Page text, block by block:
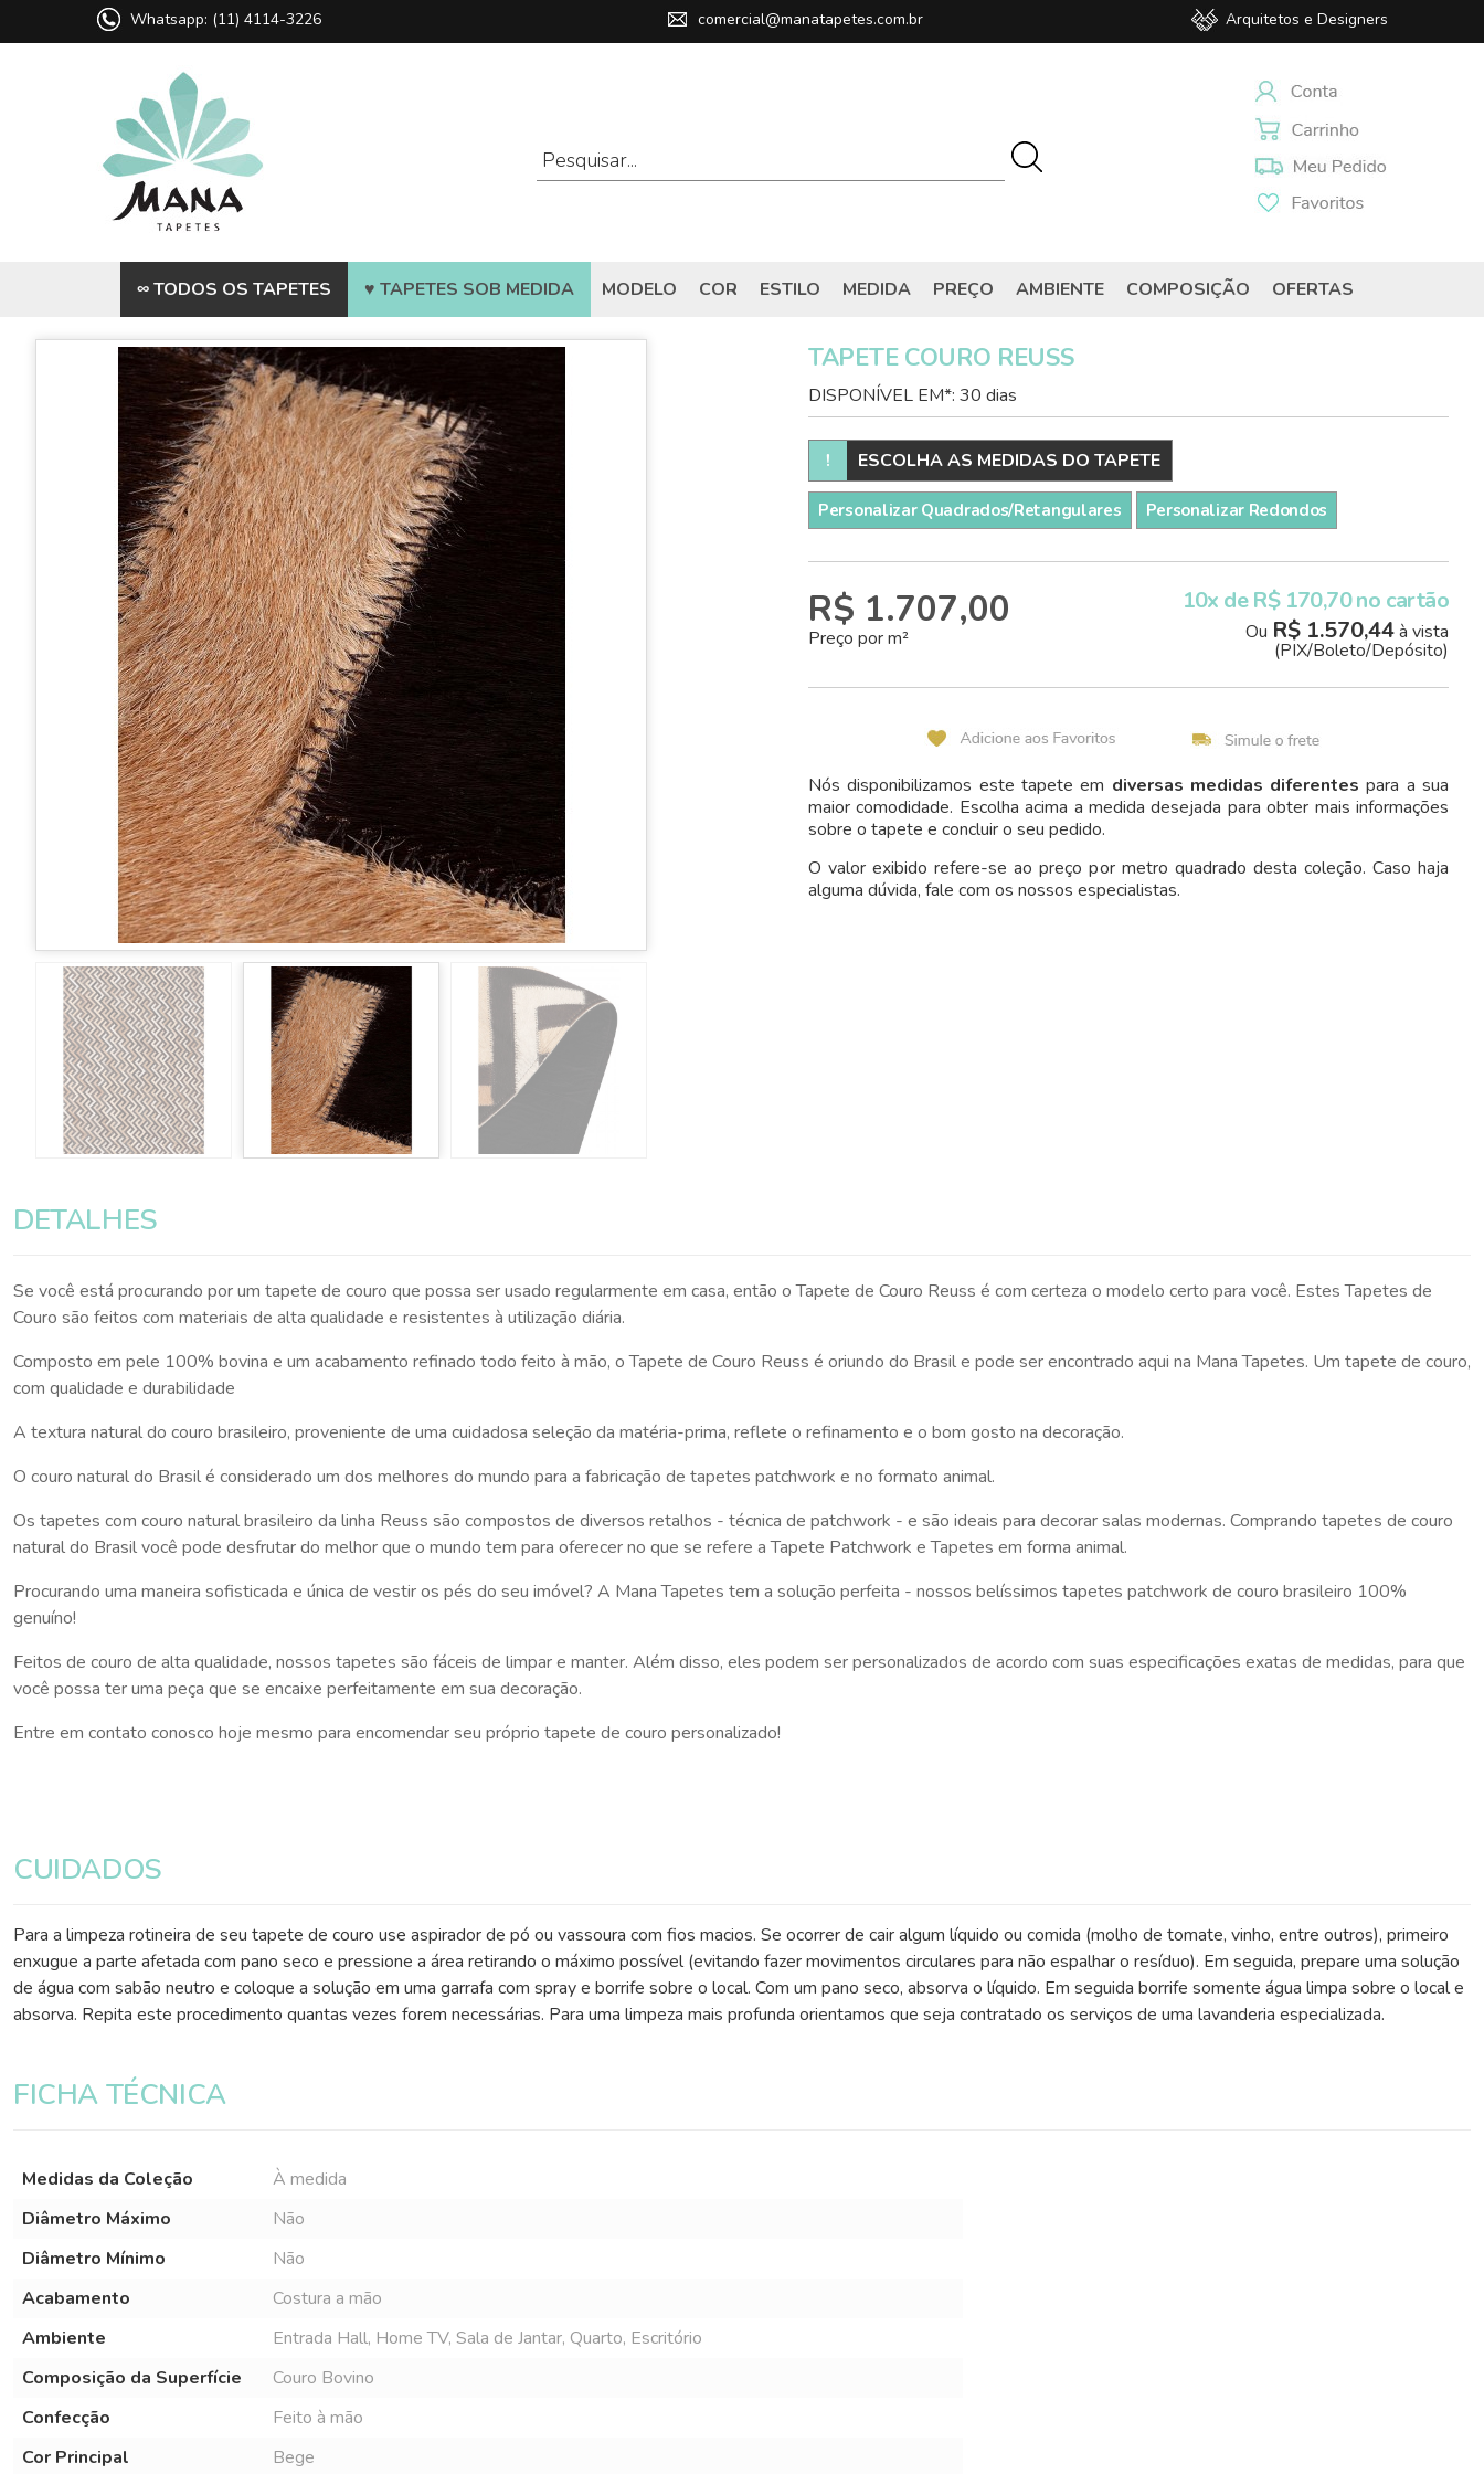
Whatsapp: (11) 4114-3226 comercial@manatapetes.com.br Arquitetos e Designers
∞ TODOS OS TAPETES ♥ TAPETES SOB MEDIDA MODELO COR ESTILO MEDIDA PREÇO AMBIENTE COMPOSIÇÃO OFERTAS
TAPETE COURO REUSS
DISPONÍVEL EM*: 30 dias
! ESCOLHA AS MEDIDAS DO TAPETE
Personalizar Quadrados/Retangulares Personalizar Redondos
R$ 1.707,00
Preço por m²
10x de R$ 170,70 no cartão
Ou R$ 1.570,44à vista
(PIX/Boleto/Depósito)
Nós disponibilizamos este tapete em diversas medidas diferentes para a sua
maior comodidade. Escolha acima a medida desejada para obter mais informações
sobre o tapete e concluir o seu pedido.
O valor exibido refere-se ao preço por metro quadrado desta coleção. Caso haja
alguma dúvida, fale com os nossos especialistas.
DETALHES
Se você está procurando por um tapete de couro que possa ser usado regularmente em casa, então o Tapete de Couro Reuss é com certeza o modelo certo para você. Estes Tapetes de
Couro são feitos com materiais de alta qualidade e resistentes à utilização diária.
Composto em pele 100% bovina e um acabamento refinado todo feito à mão, o Tapete de Couro Reuss é oriundo do Brasil e pode ser encontrado aqui na Mana Tapetes. Um tapete de couro,
com qualidade e durabilidade
A textura natural do couro brasileiro, proveniente de uma cuidadosa seleção da matéria-prima, reflete o refinamento e o bom gosto na decoração.
O couro natural do Brasil é considerado um dos melhores do mundo para a fabricação de tapetes patchwork e no formato animal.
Os tapetes com couro natural brasileiro da linha Reuss são compostos de diversos retalhos - técnica de patchwork - e são ideais para decorar salas modernas. Comprando tapetes de couro
natural do Brasil você pode desfrutar do melhor que o mundo tem para oferecer no que se refere a Tapete Patchwork e Tapetes em forma animal.
Procurando uma maneira sofisticada e única de vestir os pés do seu imóvel? A Mana Tapetes tem a solução perfeita - nossos belíssimos tapetes patchwork de couro brasileiro 100%
genuíno!
Feitos de couro de alta qualidade, nossos tapetes são fáceis de limpar e manter. Além disso, eles podem ser personalizados de acordo com suas especificações exatas de medidas, para que
você possa ter uma peça que se encaixe perfeitamente em sua decoração.
Entre em contato conosco hoje mesmo para encomendar seu próprio tapete de couro personalizado!
CUIDADOS
Para a limpeza rotineira de seu tapete de couro use aspirador de pó ou vassoura com fios macios. Se ocorrer de cair algum líquido ou comida (molho de tomate, vinho, entre outros), primeiro
enxugue a parte afetada com pano seco e pressione a área retirando o máximo possível (evitando fazer movimentos circulares para não espalhar o resíduo). Em seguida, prepare uma solução
de água com sabão neutro e coloque a solução em uma garrafa com spray e borrife sobre o local. Com um pano seco, absorva o líquido. Em seguida borrife somente água limpa sobre o local e
absorva. Repita este procedimento quantas vezes forem necessárias. Para uma limpeza mais profunda orientamos que seja contratado os serviços de uma lavanderia especializada.
FICHA TÉCNICA
Medidas da Coleção
À medida
Diâmetro Máximo
Não
Diâmetro Mínimo
Não
Acabamento
Costura a mão
Ambiente
Entrada Hall, Home TV, Sala de Jantar, Quarto, Escritório
Composição da Superfície
Couro Bovino
Confecção
Feito à mão
Cor Principal
Bege